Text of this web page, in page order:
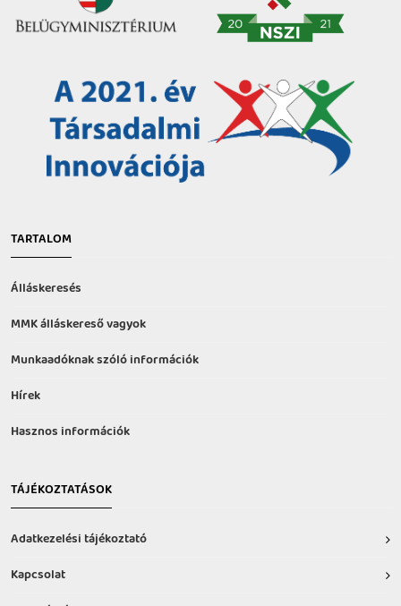
TARTALOM
Álláskeresés
MMK álláskereső vagyok
Munkaadóknak szóló információk
Hírek
Hasznos információk
TÁJÉKOZTATÁSOK
Adatkezelési tájékoztató
Kapcsolat